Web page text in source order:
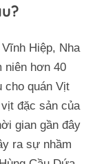
Hiệp, Nha
niên hơn 40
cho quán Vịt
đặc sản của
gian gần đây
ra sự nhầm